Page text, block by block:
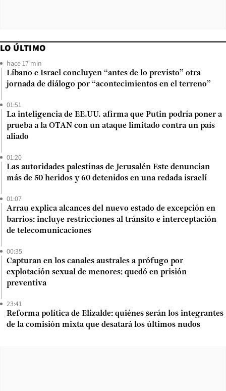
LO ÚLTIMO
hace 17 min
Líbano e Israel concluyen “antes de lo previsto” otra
jornada de diálogo por “acontecimientos en el terreno”
01:51
La inteligencia de EE.UU. afirma que Putin podría poner a
prueba a la OTAN con un ataque limitado contra un país
aliado
01:20
Las autoridades palestinas de Jerusalén Este denuncian
más de 50 heridos y 60 detenidos en una redada israelí
01:07
Arrau explica alcances del nuevo estado de excepción en
barrios: incluye restricciones al tránsito e interceptación
de telecomunicaciones
00:35
Capturan en los canales australes a prófugo por
explotación sexual de menores: quedó en prisión
preventiva
23:41
Reforma política de Elizalde: quiénes serán los integrantes
de la comisión mixta que desatará los últimos nudos